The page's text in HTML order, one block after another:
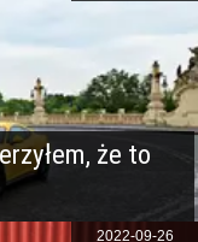
że to
2022-09-26